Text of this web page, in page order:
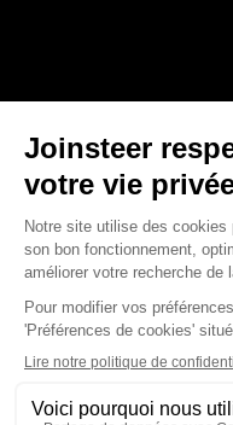
Deux Grands Prix
Silverstone et le
Americas lancent
concours géant
de F1
Aug 6, 2026